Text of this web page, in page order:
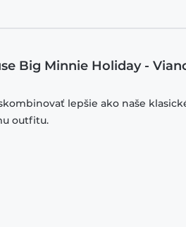
Big Minnie Holiday -
lepšie ako naše
outfitu.